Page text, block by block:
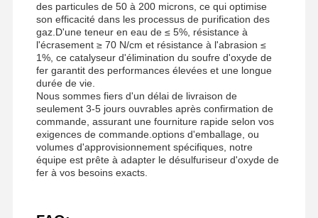
des particules de 50 à 200 microns, ce qui optimise
son efficacité dans les processus de purification des
gaz.D'une teneur en eau de ≤ 5%, résistance à
l'écrasement ≥ 70 N/cm et résistance à l'abrasion ≤
1%, ce catalyseur d'élimination du soufre d'oxyde de
fer garantit des performances élevées et une longue
durée de vie.
Nous sommes fiers d'un délai de livraison de
seulement 3-5 jours ouvrables après confirmation de
commande, assurant une fourniture rapide selon vos
exigences de commande.options d'emballage, ou
volumes d'approvisionnement spécifiques, notre
équipe est prête à adapter le désulfuriseur d'oxyde de
fer à vos besoins exacts.